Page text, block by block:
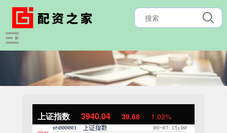
上证指数 3940.04 39.68 1.02%